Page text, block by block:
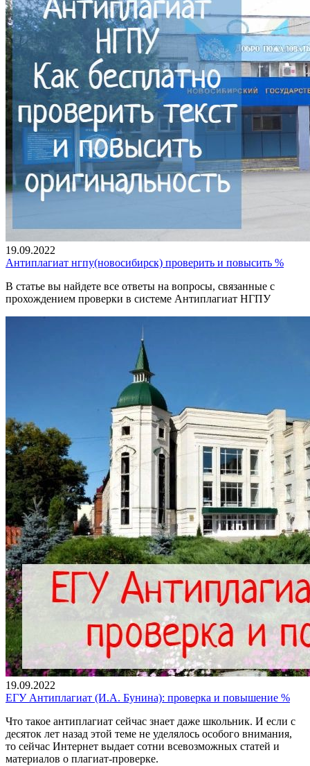
19.09.2022
Антиплагиат нгпу(новосибирск) проверить и повысить %
В статье вы найдете все ответы на вопросы, связанные с
прохождением проверки в системе Антиплагиат НГПУ
19.09.2022
ЕГУ Антиплагиат (И.А. Бунина): проверка и повышение %
Что такое антиплагиат сейчас знает даже школьник. И если с
десяток лет назад этой теме не уделялось особого внимания,
то сейчас Интернет выдает сотни всевозможных статей и
материалов о плагиат-проверке.